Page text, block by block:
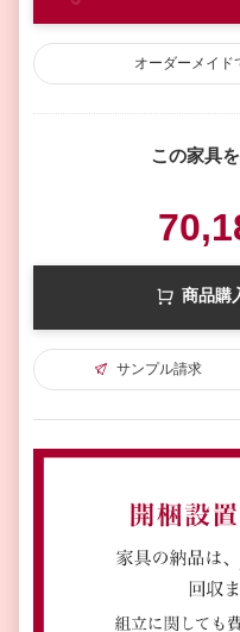
オーダーメイド
この家具を
商品購
サンプル請求